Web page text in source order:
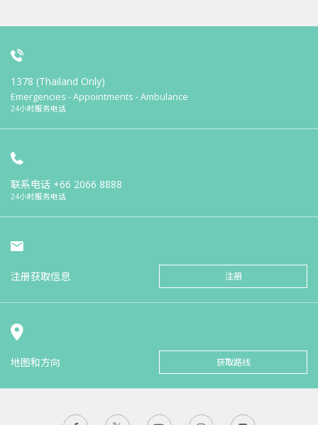
1378 (Thailand Only)
Emergencies - Appointments - Ambulance
24小时服务电话
联系电话 +66 2066 8888
24小时服务电话
注册获取信息 注册
地图和方向 获取路线